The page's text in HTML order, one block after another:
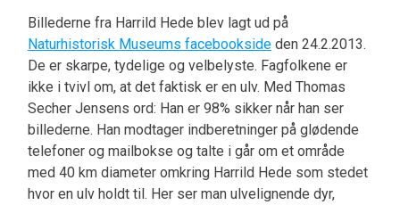
Billederne fra Harrild Hede blev lagt ud på
Naturhistorisk Museums facebooksideden 24.2.2013.
De er skarpe, tydelige og velbelyste. Fagfolkene er
ikke i tvivl om, at det faktisk er en ulv. Med Thomas
Secher Jensens ord: Han er 98% sikker når han ser
billederne. Han modtager indberetninger på glødende
telefoner og mailbokse og talte i går om et område
med 40 km diameter omkring Harrild Hede som stedet
hvor en ulv holdt til. Her ser man ulvelignende dyr,